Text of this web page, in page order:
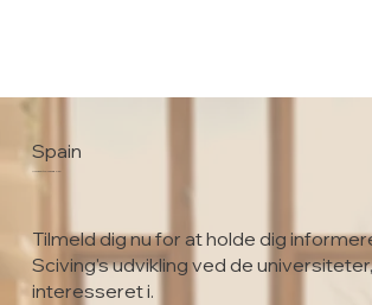
Spain
University of Zaragoza
Tilmeld dig nu for at holde dig
Sciving's udvikling ved de
interesseret i.